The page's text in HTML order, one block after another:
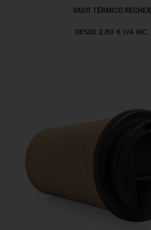
VASO TÉRMICO RECHEX
DESDE 2,80 € IVA INC.